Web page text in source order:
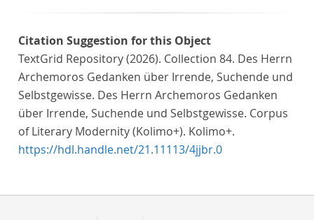
Citation Suggestion for this Object
TextGrid Repository (2026). Collection 84. Des Herrn
Archemoros Gedanken über Irrende, Suchende und
Selbstgewisse. Des Herrn Archemoros Gedanken
über Irrende, Suchende und Selbstgewisse. Corpus
of Literary Modernity (Kolimo+). Kolimo+.
https://hdl.handle.net/21.11113/4jjbr.0